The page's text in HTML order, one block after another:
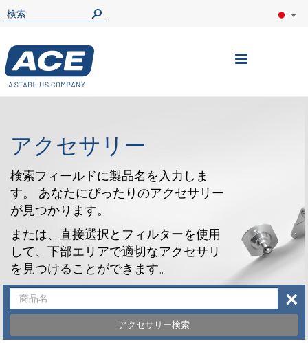
ナ
アクセサリー
検索フィールドに製品名を入力しま
す。 あなたにぴったりのアクセサリー
が見つかります。
または、直接選択とフィルターを使用
して、下部エリアで適切なアクセサリ
を見つけることができます。
アクセサリー検索
×